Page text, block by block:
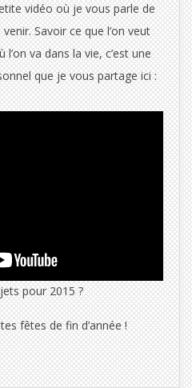
vidéo où je vous parle de
Savoir ce que l’on veut
va dans la vie, c’est une
que je vous partage ici :
pour 2015 ?
fêtes de fin d’année !